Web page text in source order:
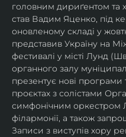
головним дириґентом та
став Вадим Яценко, під
оновленому складі у
представив Україну на
фестивалі у місті Лунд
органного залу
презентує нові програми
проєктах з солістами
симфонічним оркестром
філармонії, а також
Записи з виступів хору